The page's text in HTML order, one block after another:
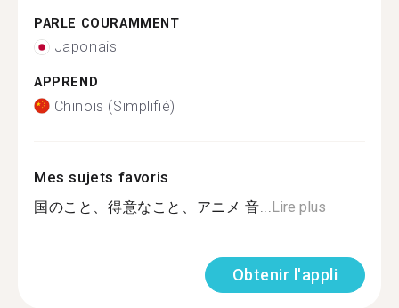
PARLE COURAMMENT
Japonais
APPREND
Chinois (Simplifié)
Mes sujets favoris
国のこと、得意なこと、アニメ 音... Lire plus
Obtenir l'appli